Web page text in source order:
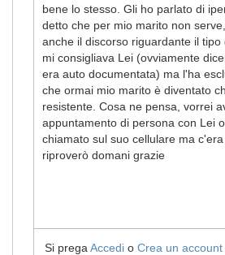
bene lo stesso. Gli ho parlato di
detto che per mio marito non
anche il discorso riguardante il tipo
mi consigliava Lei (ovviamente
era auto documentata) ma l'ha
che ormai mio marito è diventato
resistente. Cosa ne pensa, vorrei
appuntamento di persona con Lei
chiamato sul suo cellulare ma
riproverò domani grazie
Si prega Accedi o Crea un account